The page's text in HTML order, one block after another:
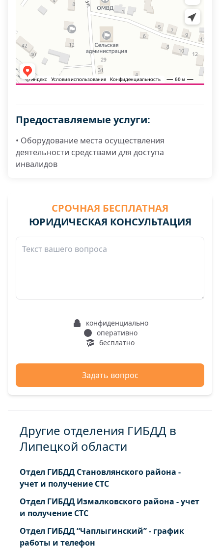
Предоставляемые услуги:
• Оборудование места осуществления
деятельности средствами для доступа
инвалидов
СРОЧНАЯ БЕСПЛАТНАЯ
ЮРИДИЧЕСКАЯ КОНСУЛЬТАЦИЯ
конфиденциально
оперативно
бесплатно
Задать вопрос
Другие отделения ГИБДД в
Липецкой области
Отдел ГИБДД Становлянского района -
учет и получение СТС
Отдел ГИБДД Измалковского района - учет
и получение СТС
Отдел ГИБДД “Чаплыгинский” - график
работы и телефон